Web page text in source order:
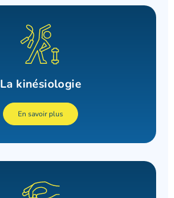
La kinésiologie
En savoir plus